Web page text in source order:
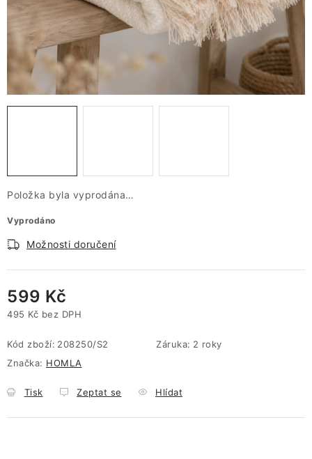
Ochrana Osobních údajů GDPR
Spojte se s námi
Odstoupení od smlouvy
Položka byla vyprodána…
Vyprodáno
Možnosti doručení
599 Kč
495 Kč bez DPH
Kód zboží: 208250/S2 Záruka: 2 roky
Značka: HOMLA
Tisk Zeptat se Hlídat